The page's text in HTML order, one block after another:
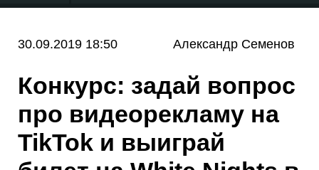
30.09.2019 18:50 Александр Семенов
Конкурс: задай вопрос
про видеорекламу на
TikTok и выиграй